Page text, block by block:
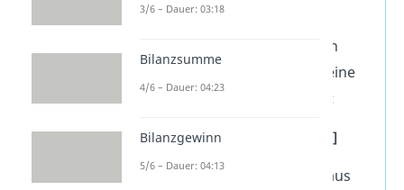
Habenseite
Zusammenspiel zeigt dir ein
. Der allgemeine
Aufbausieht immer so aus:
Soll an Haben [Betrag]
Wenn in unserem Beispiel aus
3/6 – Dauer: 03:18
Bilanzsumme
4/6 – Dauer: 04:23
Bilanzgewinn
5/6 – Dauer: 04:13